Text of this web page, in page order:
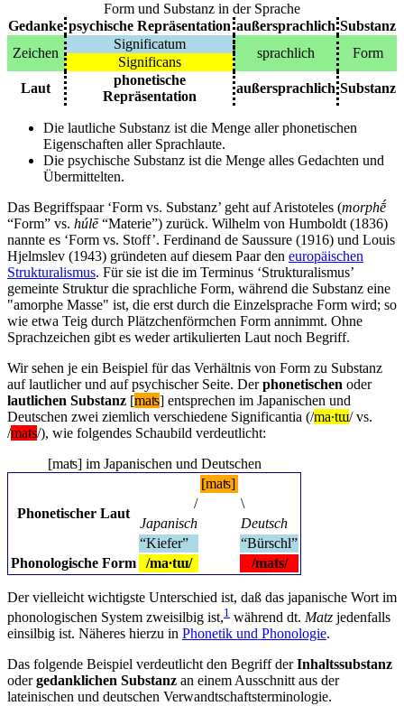
Form und Substanz in der Sprache
Gedanke psychische Repräsentation außersprachlich Substanz
Zeichen
Significatum
sprachlich Form
Significans
Laut
phonetische
Repräsentation
außersprachlich Substanz
Die lautliche Substanz ist die Menge aller phonetischen
Eigenschaften aller Sprachlaute.
Die psychische Substanz ist die Menge alles Gedachten und
Übermittelten.
Das Begriffspaar ‘Form vs. Substanz’ geht auf Aristoteles (morphḗ
“Form” vs. húlē“Materie”) zurück. Wilhelm von Humboldt (1836)
nannte es ‘Form vs. Stoff’. Ferdinand de Saussure (1916) und Louis
Hjelmslev (1943) gründeten auf diesem Paar den europäischen
Strukturalismus. Für sie ist die im Terminus ‘Strukturalismus’
gemeinte Struktur die sprachliche Form, während die Substanz eine
"amorphe Masse" ist, die erst durch die Einzelsprache Form wird; so
wie etwa Teig durch Plätzchenförmchen Form annimmt. Ohne
Sprachzeichen gibt es weder artikulierten Laut noch Begriff.
Wir sehen je ein Beispiel für das Verhältnis von Form zu Substanz
auf lautlicher und auf psychischer Seite. Derphonetischen oder
lautlichen Substanz [maʦ] entsprechen im Japanischen und
Deutschen zwei ziemlich verschiedene Significantia (/ma∙tɯ/ vs.
/mats/), wie folgendes Schaubild verdeutlicht:
[maʦ] im Japanischen und Deutschen
Phonetischer Laut
[maʦ]
/
\
Japanisch
Deutsch
“Kiefer”
“Bürschl”
Phonologische Form
/ma∙tɯ/ /mats/
Der vielleicht wichtigste Unterschied ist, daß das japanische Wort im
phonologischen System zweisilbig ist,1 während dt. Matz jedenfalls
einsilbig ist. Näheres hierzu in Phonetik und Phonologie.
Das folgende Beispiel verdeutlicht den Begriff derInhaltssubstanz
odergedanklichen Substanz an einem Ausschnitt aus der
lateinischen und deutschen Verwandtschaftsterminologie.